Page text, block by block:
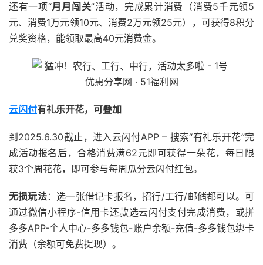
还有一项“月月闯关”活动，完成累计消费（消费5千元领5
元、消费1万元领10元、消费2万元领25元），可获得8积分
兑奖资格，能领取最高40元消费金。
云闪付有礼乐开花，可叠加
到2025.6.30截止，进入云闪付APP – 搜索“有礼乐开花”完
成活动报名后，合格消费满62元即可获得一朵花，每日限
获3个周花花，即可参与每周瓜分云闪付红包。
无损玩法：选一张借记卡报名，招行/工行/邮储都可以。可
通过微信小程序-信用卡还款选云闪付支付完成消费，或拼
多多APP-个人中心-多多钱包-账户余额-充值-多多钱包绑卡
消费（余额可免费提现）。